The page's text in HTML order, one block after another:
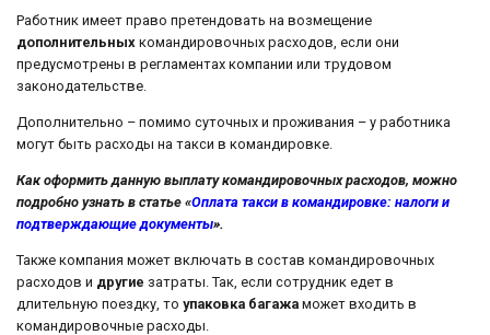
Работник имеет право претендовать на возмещение
дополнительных командировочных расходов, если они
предусмотрены в регламентах компании или трудовом
законодательстве.
Дополнительно – помимо суточных и проживания – у работника
могут быть расходы на такси в командировке.
Как оформить данную выплату командировочных расходов, можно
подробно узнать в статье «Оплата такси в командировке: налоги и
подтверждающие документы».
Также компания может включать в состав командировочных
расходов и другие затраты. Так, если сотрудник едет в
длительную поездку, то упаковка багажа может входить в
командировочные расходы.